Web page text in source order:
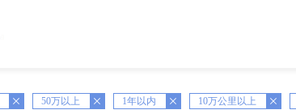
50万以上 1年以内
X 10万公里以上
X X